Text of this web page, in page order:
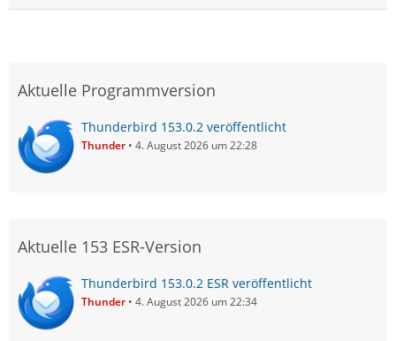
Aktuelle Programmversion
Thunderbird 153.0.2 veröffentlicht
Thunder 4. August 2026 um 22:28
Aktuelle 153 ESR-Version
Thunderbird 153.0.2 ESR veröffentlicht
Thunder 4. August 2026 um 22:34